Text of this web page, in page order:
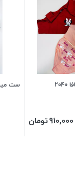
910,000تومان
ست مینی